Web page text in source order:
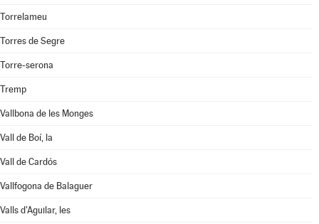
Torrelameu
Torres de Segre
Torre-serona
Tremp
Vallbona de les Monges
Vall de Boí, la
Vall de Cardós
Vallfogona de Balaguer
Valls d'Aguilar, les